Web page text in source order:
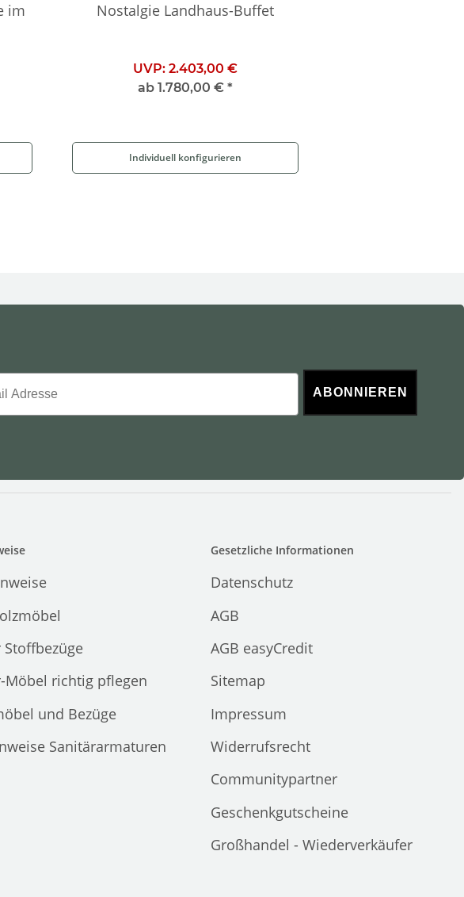
im
Nostalgie Landhaus-Buffet
UVP: 2.403,00 €
ab 1.780,00 € *
Individuell konfigurieren
ABONNIEREN
Möbel richtig pflegen
und Bezüge
Sanitärarmaturen
Gesetzliche Informationen
Datenschutz
AGB
AGB easyCredit
Sitemap
Impressum
Widerrufsrecht
Communitypartner
Geschenkgutscheine
Großhandel - Wiederverkäufer